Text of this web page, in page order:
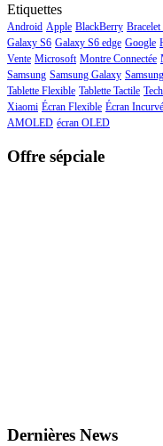
Etiquettes
Android Apple BlackBerry Bracelet
Galaxy S6 Galaxy S6 edge Google
Vente Microsoft Montre Connectée
Samsung Samsung Galaxy
Tablette Flexible Tablette Tactile
Xiaomi Écran Flexible Écran Incurvé
AMOLED écran OLED
Offre sépciale
Dernières News